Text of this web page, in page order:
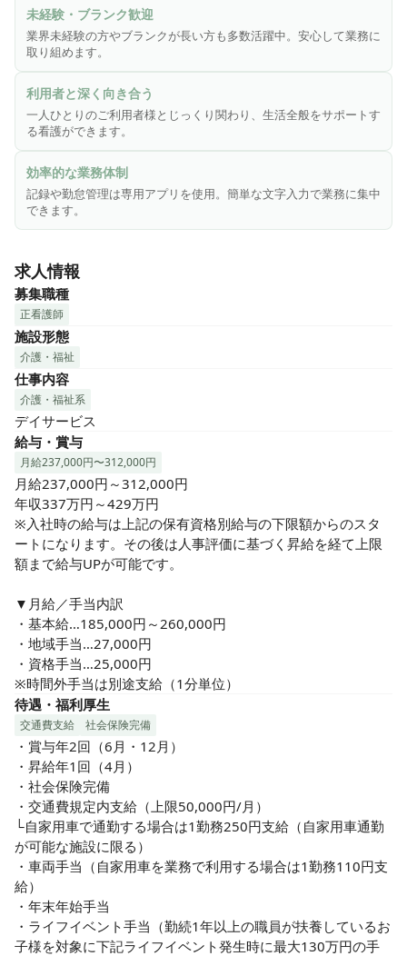
・介護業務の補助
・各種記録
・ご利用者やご家族への相談援助
・その他、上記に付帯する業務
※業務効率化のため記録業務や勤怠管理は専用アプリを使用
しています。
※簡単な文字入力（メール打ち程度）ができれば問題ござい
ません。
＼こんな方にピッタリ／
夜勤なし、残業少なめで、ワークライフバランスを大切に
できます！
★ご利用者様と深く向き合いたい方
一人ひとりのご利用者様とじっくり関わり、生活全般をサ
ポートする看護にやりがいを感じられます！
★地域医療に貢献したい方
住み慣れた地域で、ご利用者様の「自分らしい暮らし」を
支える看護に魅力を感じる方！
未経験・ブランク歓迎
業界未経験の方やブランクが長い方も多数活躍中。安心して業務に
取り組めます。
利用者と深く向き合う
一人ひとりのご利用者様とじっくり関わり、生活全般をサポートす
る看護ができます。
効率的な業務体制
記録や勤怠管理は専用アプリを使用。簡単な文字入力で業務に集中
できます。
求人情報
募集職種
正看護師
施設形態
介護・福祉
仕事内容
介護・福祉系
デイサービス
給与・賞与
月給237,000円〜312,000円
月給237,000円～312,000円
年収337万円～429万円
※入社時の給与は上記の保有資格別給与の下限額からのスタ
ートになります。その後は人事評価に基づく昇給を経て上限
額まで給与UPが可能です。
▼月給／手当内訳
・基本給…185,000円～260,000円
・地域手当…27,000円
・資格手当…25,000円
※時間外手当は別途支給（1分単位）
待遇・福利厚生
交通費支給 社会保険完備
・賞与年2回（6月・12月）
・昇給年1回（4月）
・社会保険完備
・交通費規定内支給（上限50,000円/月）
└自家用車で通勤する場合は1勤務250円支給（自家用車通勤
が可能な施設に限る）
・車両手当（自家用車を業務で利用する場合は1勤務110円支
給）
・年末年始手当
・ライフイベント手当（勤続1年以上の職員が扶養しているお
子様を対象に下記ライフイベント発生時に最大130万円の手